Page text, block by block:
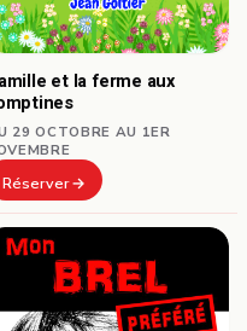
et la ferme aux
29 OCTOBRE AU 1ER
Réserver